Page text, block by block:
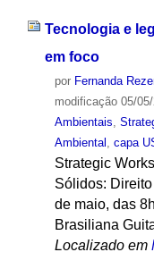
Tecnologia e
em foco
por Fernanda
modificação05/05/
Ambientais,
Ambiental , capa
Strategic
Sólidos:
de maio, das
Brasiliana
Localizado em